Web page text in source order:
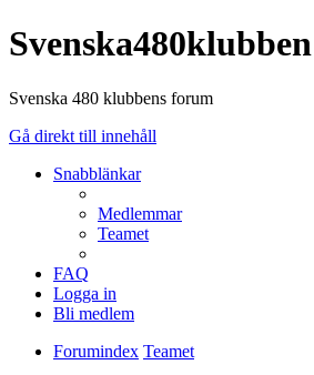
Svenska480klubben
Svenska 480 klubbens forum
Gå direkt till innehåll
Snabblänkar
Medlemmar
Teamet
FAQ
Logga in
Bli medlem
Forumindex Teamet